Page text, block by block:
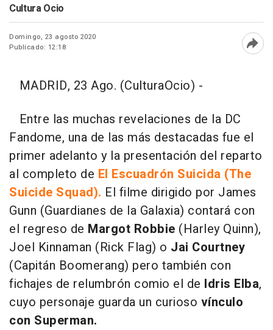
Cultura Ocio
Domingo, 23 agosto 2020
Publicado: 12:18
MADRID, 23 Ago. (CulturaOcio) -
Entre las muchas revelaciones de la DC
Fandome, una de las más destacadas fue el
primer adelanto y la presentación del reparto
al completo de El Escuadrón Suicida (The
Suicide Squad). El filme dirigido por James
Gunn (Guardianes de la Galaxia) contará con
el regreso de Margot Robbie (Harley Quinn),
Joel Kinnaman (Rick Flag) o Jai Courtney
(Capitán Boomerang) pero también con
fichajes de relumbrón comio el de Idris Elba,
cuyo personaje guarda un curioso vínculo
con Superman.